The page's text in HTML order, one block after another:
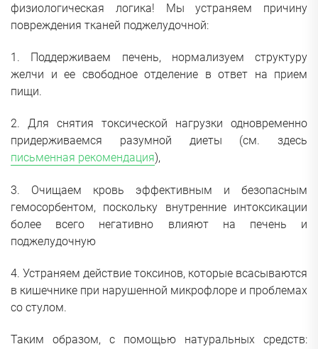
физиологическая логика! Мы устраняем причину
повреждения тканей поджелудочной:
1. Поддерживаем печень, нормализуем структуру
желчи и ее свободное отделение в ответ на прием
пищи.
2. Для снятия токсической нагрузки одновременно
придерживаемся разумной диеты (см. здесь
письменная рекомендация),
3. Очищаем кровь эффективным и безопасным
гемосорбентом, поскольку внутренние интоксикации
более всего негативно влияют на печень и
поджелудочную
4. Устраняем действие токсинов, которые всасываются
в кишечнике при нарушенной микрофлоре и проблемах
со стулом.
Таким образом, с помощью натуральных средств: